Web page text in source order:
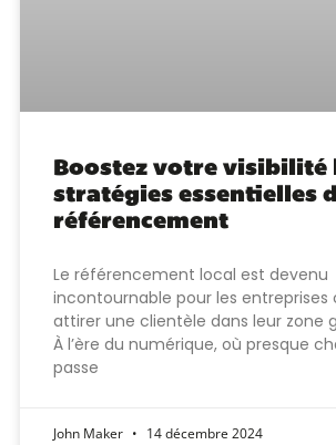
Boostez votre visibilité
stratégies essentielles
référencement
Le référencement local est devenu
incontournable pour les
attirer une clientèle dans leur zone
À l’ère du numérique, où presque
passe
John Maker 14 décembre 2024